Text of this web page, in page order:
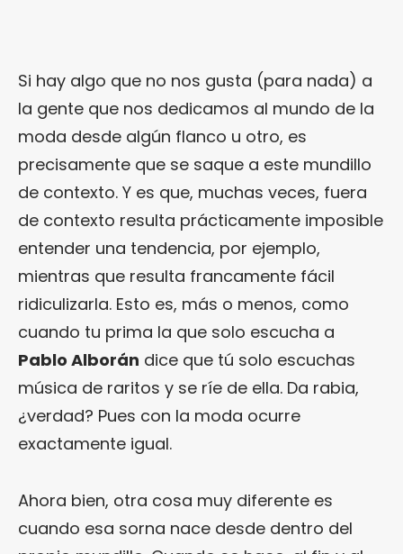
Si hay algo que no nos gusta (para nada) a
la gente que nos dedicamos al mundo de la
moda desde algún flanco u otro, es
precisamente que se saque a este mundillo
de contexto. Y es que, muchas veces, fuera
de contexto resulta prácticamente imposible
entender una tendencia, por ejemplo,
mientras que resulta francamente fácil
ridiculizarla. Esto es, más o menos, como
cuando tu prima la que solo escucha a
Pablo Alborán dice que tú solo escuchas
música de raritos y se ríe de ella. Da rabia,
¿verdad? Pues con la moda ocurre
exactamente igual.
Ahora bien, otra cosa muy diferente es
cuando esa sorna nace desde dentro del